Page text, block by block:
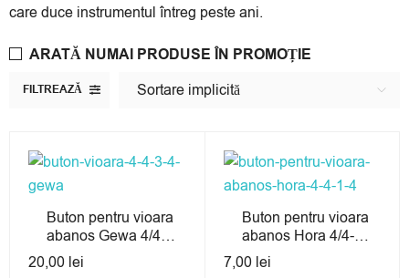
care duce instrumentul întreg peste ani.
FILTREAZĂ Sortare implicită
ARATĂ NUMAI PRODUSE ÎN PROMOȚIE
Buton pentru vioara
abanos Gewa 4/4-
3/4
20,00 lei
Buton pentru vioara
abanos Hora 4/4-
1/4
7,00 lei